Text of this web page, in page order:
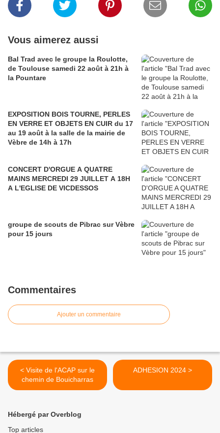
Vous aimerez aussi
Bal Trad avec le groupe la Roulotte,
de Toulouse samedi 22 août à 21h à
la Pountare
EXPOSITION BOIS TOURNE, PERLES
EN VERRE ET OBJETS EN CUIR du 17
au 19 août à la salle de la mairie de
Vèbre de 14h à 17h
CONCERT D'ORGUE A QUATRE
MAINS MERCREDI 29 JUILLET A 18H
A L'EGLISE DE VICDESSOS
groupe de scouts de Pibrac sur Vèbre
pour 15 jours
Commentaires
Ajouter un commentaire
< Visite de l'ACAP sur le
chemin de Bouicharras
ADHESION 2024 >
Hébergé par Overblog
Top articles